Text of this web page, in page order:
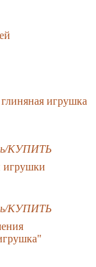
игрушка
КУПИТЬ
игрушки
КУПИТЬ